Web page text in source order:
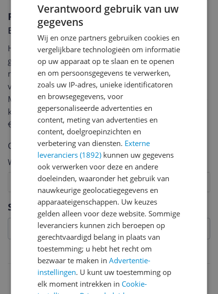
Specificaties
Belangrijkste kenmerken
4990173021321
Reviews
Er zijn nog geen reviews geschreven
Heb jij dit product in bezit en wil je graag je mening
geven? Start dan hieronder met het schrijven van je
review. Afhankelijk van de details duurt het schrijven
van een review gemiddeld tussen de 3 en 10 minuten.
Met jouw mening help je andere bezoekers een betere
keuze te maken én maak je iedere maand kans op
€250,-!
Klik hier voor de actievoorwaarden.
Cijfer
Welk cijfer geef jij dit product?
8
7
6
5
4
3
2
Vraag 1 van 4
Verantwoord gebruik van uw
gegevens
Wij en onze partners gebruiken cookies en
vergelijkbare technologieën om informatie
op uw apparaat op te slaan en te openen
en om persoonsgegevens te verwerken,
zoals uw IP-adres, unieke identificatoren
en browsegegevens, voor
gepersonaliseerde advertenties en
content, meting van advertenties en
content, doelgroepinzichten en
verbetering van diensten. Externe
leveranciers (1892) kunnen uw gegevens
ook verwerken voor deze en andere
doeleinden, waaronder het gebruik van
nauwkeurige geolocatiegegevens en
apparaateigenschappen. Uw keuzes
gelden alleen voor deze website. Sommige
leveranciers kunnen zich beroepen op
gerechtvaardigd belang in plaats van
toestemming; u hebt het recht om
bezwaar te maken inAdvertentie-
instellingen. U kunt uw toestemming op
elk moment intrekken in Cookie-